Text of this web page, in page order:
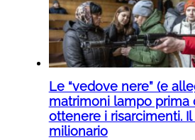
Le “vedove nere” (e
matrimoni lampo prima
ottenere i risarcimenti.
milionario